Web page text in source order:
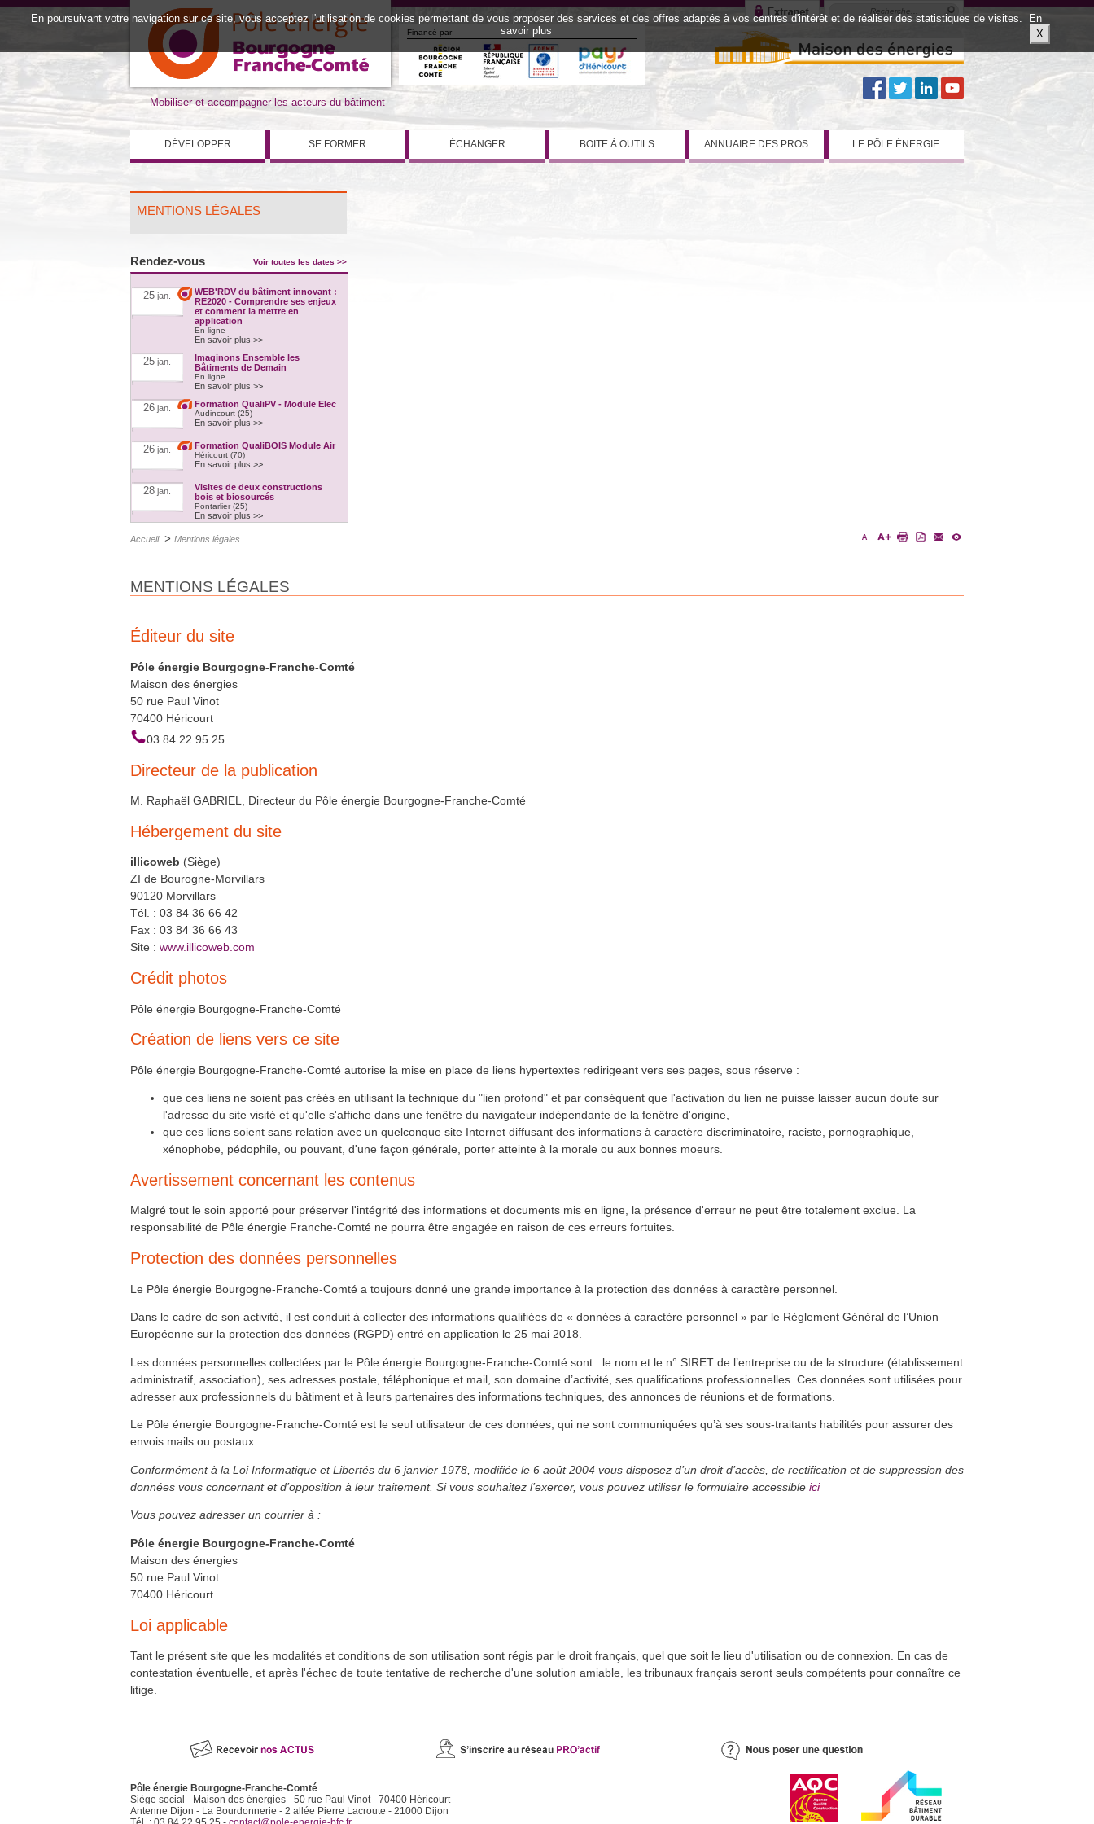
Mobiliser et accompagner les acteurs du bâtiment
Financé par
DÉVELOPPER SE FORMER ÉCHANGER BOITE À OUTILS ANNUAIRE DES PROS LE PÔLE ÉNERGIE
MENTIONS LÉGALES
Rendez-vous Voir toutes les dates >>
25 jan.
WEB'RDV du bâtiment innovant :
RE2020 - Comprendre ses enjeux
et comment la mettre en
application
En ligne
En savoir plus >>
25 jan.
Imaginons Ensemble les
Bâtiments de Demain
En ligne
En savoir plus >>
26 jan. Formation QualiPV - Module Elec
Audincourt (25)
En savoir plus >>
26 jan. Formation QualiBOIS Module Air
Héricourt (70)
En savoir plus >>
28 jan.
Visites de deux constructions
bois et biosourcés
Pontarlier (25)
En savoir plus >>
3 fév. RE2020 et empreinte carbone
A distance
3
performante
Besançon (25)
Auxerre (89)
En savoir plus >>
9 fév. Formation FEEBAT RENOVE
Chalon-sur-saône (71)
En savoir plus >>
15 fév.
Formation isolation et étanchéité
à lair
En savoir plus >>
Lons-le-Saunier (39)
En savoir plus >>
21 fév.
Formation QualiPAC - Pompe à
chaleur en habitat individuel
En savoir plus >>
Chalon-sur-Saône (71)
En savoir plus >>
2 mars
Formation QualiBOIS Module
Eau
Héricourt (70)
En savoir plus >>
La réhabilitation énergétique des
bâtiments
9
Formation QualiSOL - Chauffe-
En savoir plus >>
10 mars
Dole (39)
15 mars RE2020 et empreinte carbone
mars Formation QualiPV - Module Elec
En savoir plus >>
Formation QualiPV - Module Elec
En savoir plus >>
Lons-le-Saunier (39)
En savoir plus >>
chaleur en habitat individuel
Dijon (21)
12 avr.
Formation QualiPAC - Pompe à
chaleur en habitat individuel
En savoir plus >>
Accueil > Mentions légales
MENTIONS LÉGALES
Éditeur du site
Pôle énergie Bourgogne-Franche-Comté
Maison des énergies
50 rue Paul Vinot
70400 Héricourt
03 84 22 95 25
Directeur de la publication
M. Raphaël GABRIEL, Directeur du Pôle énergie Bourgogne-Franche-Comté
Hébergement du site
illicoweb (Siège)
ZI de Bourogne-Morvillars
90120 Morvillars
Tél. : 03 84 36 66 42
Fax : 03 84 36 66 43
Site : www.illicoweb.com
Crédit photos
Pôle énergie Bourgogne-Franche-Comté
Création de liens vers ce site
Pôle énergie Bourgogne-Franche-Comté autorise la mise en place de liens hypertextes redirigeant vers ses pages, sous réserve :
que ces liens ne soient pas créés en utilisant la technique du "lien profond" et par conséquent que l'activation du lien ne puisse laisser aucun doute sur
l'adresse du site visité et qu'elle s'affiche dans une fenêtre du navigateur indépendante de la fenêtre d'origine,
que ces liens soient sans relation avec un quelconque site Internet diffusant des informations à caractère discriminatoire, raciste, pornographique,
xénophobe, pédophile, ou pouvant, d'une façon générale, porter atteinte à la morale ou aux bonnes moeurs.
Avertissement concernant les contenus
Malgré tout le soin apporté pour préserver l'intégrité des informations et documents mis en ligne, la présence d'erreur ne peut être totalement exclue. La
responsabilité de Pôle énergie Franche-Comté ne pourra être engagée en raison de ces erreurs fortuites.
Protection des données personnelles
Le Pôle énergie Bourgogne-Franche-Comté a toujours donné une grande importance à la protection des données à caractère personnel.
Dans le cadre de son activité, il est conduit à collecter des informations qualifiées de « données à caractère personnel » par le Règlement Général de l’Union
Européenne sur la protection des données (RGPD) entré en application le 25 mai 2018.
Les données personnelles collectées par le Pôle énergie Bourgogne-Franche-Comté sont : le nom et le n° SIRET de l’entreprise ou de la structure (établissement
administratif, association), ses adresses postale, téléphonique et mail, son domaine d’activité, ses qualifications professionnelles. Ces données sont utilisées pour
adresser aux professionnels du bâtiment et à leurs partenaires des informations techniques, des annonces de réunions et de formations.
Le Pôle énergie Bourgogne-Franche-Comté est le seul utilisateur de ces données, qui ne sont communiquées qu’à ses sous-traitants habilités pour assurer des
envois mails ou postaux.
Conformément à la Loi Informatique et Libertés du 6 janvier 1978, modifiée le 6 août 2004 vous disposez d’un droit d’accès, de rectification et de suppression des
données vous concernant et d’opposition à leur traitement. Si vous souhaitez l’exercer, vous pouvez utiliser le formulaire accessible ici
Vous pouvez adresser un courrier à :
Pôle énergie Bourgogne-Franche-Comté
Maison des énergies
50 rue Paul Vinot
70400 Héricourt
Loi applicable
Tant le présent site que les modalités et conditions de son utilisation sont régis par le droit français, quel que soit le lieu d'utilisation ou de connexion. En cas de
contestation éventuelle, et après l'échec de toute tentative de recherche d'une solution amiable, les tribunaux français seront seuls compétents pour connaître ce
litige.
Pôle énergie Bourgogne-Franche-Comté
Siège social - Maison des énergies - 50 rue Paul Vinot - 70400 Héricourt
Antenne Dijon - La Bourdonnerie - 2 allée Pierre Lacroute - 21000 Dijon
En poursuivant votre navigation sur ce site, vous acceptez l'utilisation de cookies permettant de vous proposer des services et des offres adaptés à vos centres d'intérêt et de réaliser des statistiques de visites.
En
savoir plus
X